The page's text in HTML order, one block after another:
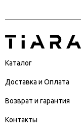
Каталог
Доставка и Оплата
Возврат и гарантия
Контакты